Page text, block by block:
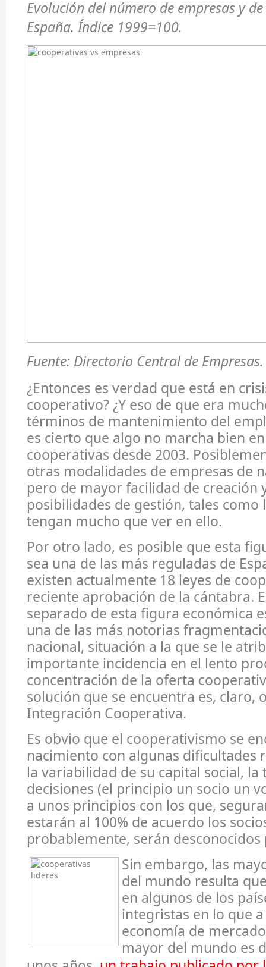
Evolución del número de empresas y
España. Índice 1999=100.
Fuente: Directorio Central de Empresas.
¿Entonces es verdad que está en
cooperativo? ¿Y eso de que era
términos de mantenimiento del
es cierto que algo no marcha bien
cooperativas desde 2003.
otras modalidades de empresas de
pero de mayor facilidad de creación
posibilidades de gestión, tales como
tengan mucho que ver en ello.
Por otro lado, es posible que esta
sea una de las más reguladas de
existen actualmente 18 leyes de
reciente aprobación de la cántabra.
separado de esta figura económica
una de las más notorias
nacional, situación a la que se le
importante incidencia en el lento
concentración de la oferta
solución que se encuentra es, claro,
Integración Cooperativa.
Es obvio que el cooperativismo se
nacimiento con algunas dificultades
la variabilidad de su capital social, la
decisiones (el principio un socio un
a unos principios con los que,
estarán al 100% de acuerdo los
probablemente, serán
Sin embargo, las
del mundo resulta
en algunos de los
integristas en lo que
economía de
mayor del mundo es